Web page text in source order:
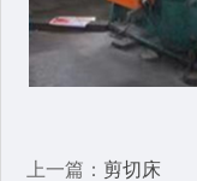
上一篇： 剪切床